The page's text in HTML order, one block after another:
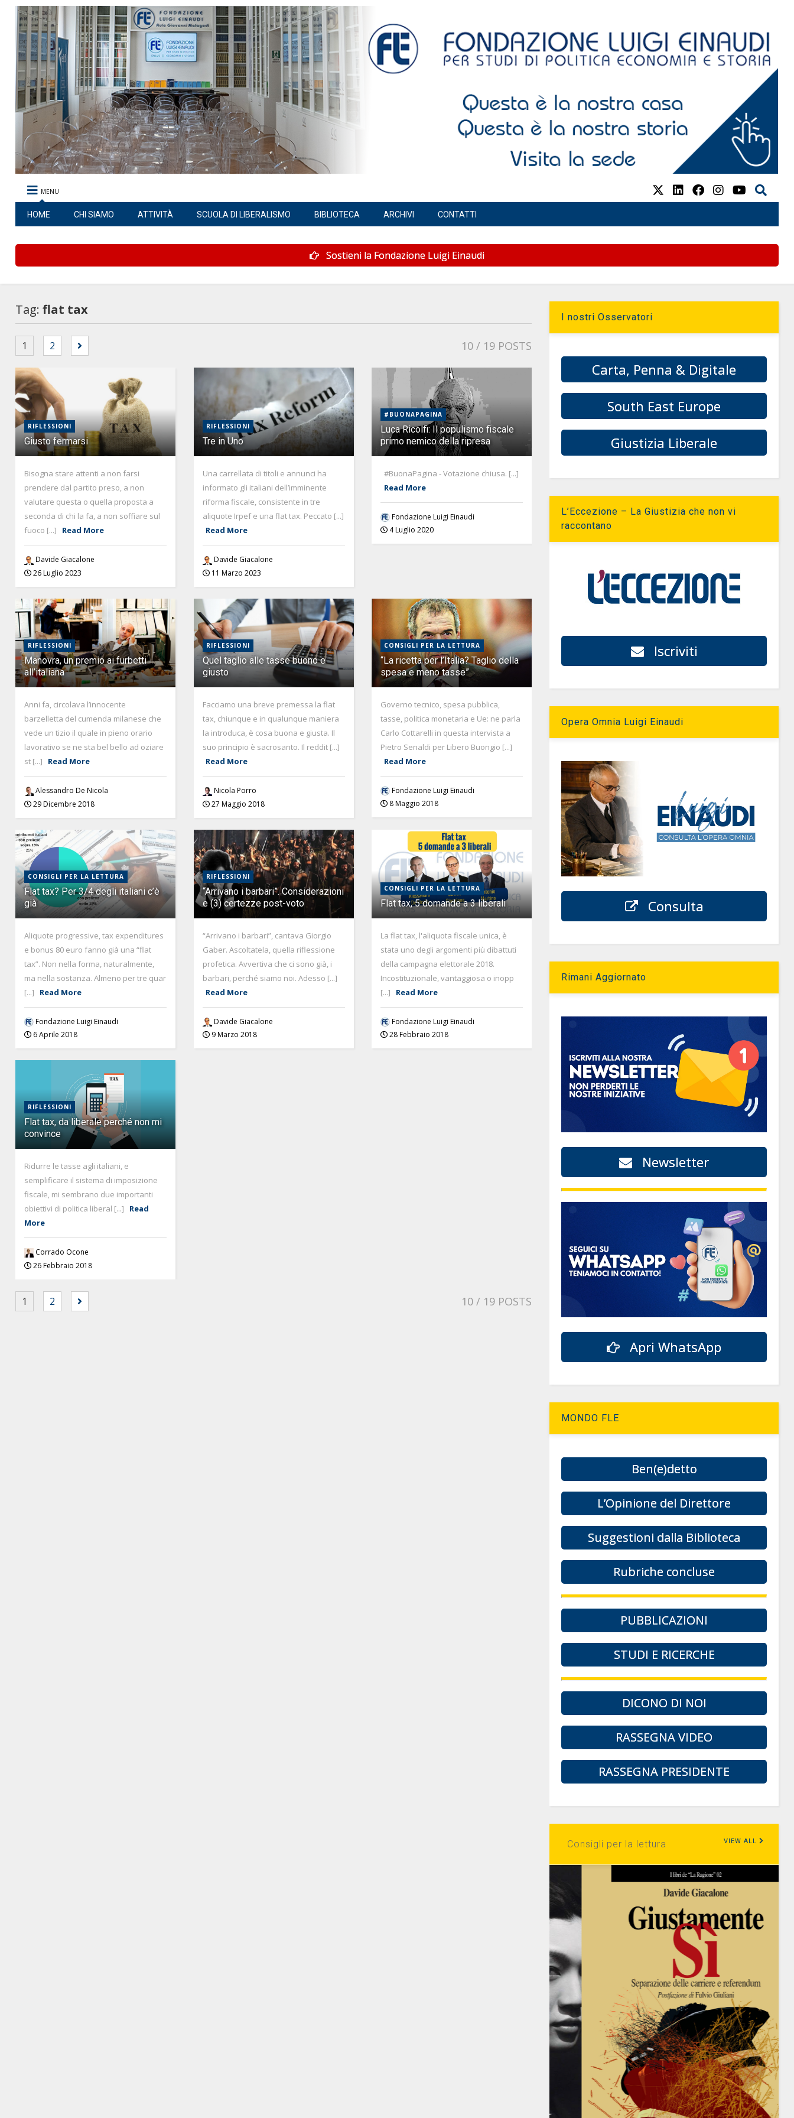
MENU
HOME CHI SIAMO ATTIVITÀ SCUOLA DI LIBERALISMO BIBLIOTECA ARCHIVI CONTATTI
Sostieni la Fondazione Luigi Einaudi
Tag:flat tax
1 2 10 / 19 POSTS
RIFLESSIONI
Giusto fermarsi
Bisogna stare attenti a non farsi
prendere dal partito preso, a non
valutare questa o quella proposta a
seconda di chi la fa, a non soffiare sul
fuoco [...]
Read More
Davide Giacalone
26 Luglio 2023
RIFLESSIONI
Tre in Uno
Una carrellata di titoli e annunci ha
informato gli italiani dell’imminente
riforma fiscale, consistente in tre
aliquote Irpef e una flat tax. Peccato [...]
Read More
Davide Giacalone
11 Marzo 2023
#BUONAPAGINA
Luca Ricolfi: Il populismo fiscale
primo nemico della ripresa
#BuonaPagina - Votazione chiusa. [...]
Read More
Fondazione Luigi Einaudi
4 Luglio 2020
RIFLESSIONI
Manovra, un premio ai furbetti
all’italiana
Anni fa, circolava l’innocente
barzelletta del cumenda milanese che
vede un tizio il quale in pieno orario
lavorativo se ne sta bel bello ad oziare
st [...]
Read More
Alessandro De Nicola
29 Dicembre 2018
RIFLESSIONI
Quel taglio alle tasse buono e
giusto
Facciamo una breve premessa la flat
tax, chiunque e in qualunque maniera
la introduca, è cosa buona e giusta. Il
suo principio è sacrosanto. Il reddit [...]
Read More
Nicola Porro
27 Maggio 2018
CONSIGLI PER LA LETTURA
“La ricetta per l’Italia? Taglio della
spesa e meno tasse”
Governo tecnico, spesa pubblica,
tasse, politica monetaria e Ue: ne parla
Carlo Cottarelli in questa intervista a
Pietro Senaldi per Libero Buongio [...]
Read More
Fondazione Luigi Einaudi
8 Maggio 2018
CONSIGLI PER LA LETTURA
Flat tax? Per 3/4 degli italiani c’è
già
Aliquote progressive, tax expenditures
e bonus 80 euro fanno già una “flat
tax”. Non nella forma, naturalmente,
ma nella sostanza. Almeno per tre quar
[...]
Read More
Fondazione Luigi Einaudi
6 Aprile 2018
RIFLESSIONI
“Arrivano i barbari”. Considerazioni
e (3) certezze post-voto
“Arrivano i barbari”, cantava Giorgio
Gaber. Ascoltatela, quella riflessione
profetica. Avvertiva che ci sono già, i
barbari, perché siamo noi. Adesso [...]
Read More
Davide Giacalone
9 Marzo 2018
CONSIGLI PER LA LETTURA
Flat tax, 5 domande a 3 liberali
La flat tax, l'aliquota fiscale unica, è
stata uno degli argomenti più dibattuti
della campagna elettorale 2018.
Incostituzionale, vantaggiosa o inopp
[...]
Read More
Fondazione Luigi Einaudi
28 Febbraio 2018
RIFLESSIONI
Flat tax, da liberale perché non mi
convince
Ridurre le tasse agli italiani, e
semplificare il sistema di imposizione
fiscale, mi sembrano due importanti
obiettivi di politica liberal [...]
Read
More
Corrado Ocone
26 Febbraio 2018
1 2 10 / 19 POSTS
I nostri Osservatori
Carta, Penna & Digitale
South East Europe
Giustizia Liberale
L’Eccezione – La Giustizia che non vi
raccontano
Iscriviti
Opera Omnia Luigi Einaudi
Consulta
Rimani Aggiornato
Newsletter
Apri WhatsApp
MONDO FLE
Ben(e)detto
L’Opinione del Direttore
Suggestioni dalla Biblioteca
Rubriche concluse
PUBBLICAZIONI
STUDI E RICERCHE
DICONO DI NOI
RASSEGNA VIDEO
RASSEGNA PRESIDENTE
Consigli per la lettura VIEW ALL